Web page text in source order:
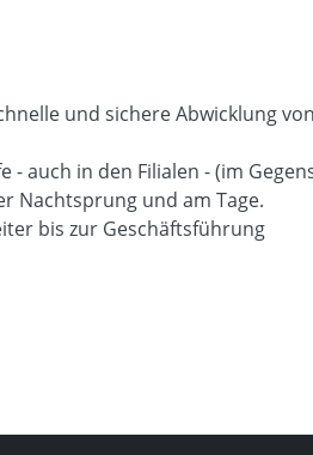
und sichere Abwicklung
auch in den Filialen - (im
Nachtsprung und am Tage.
bis zur Geschäftsführung